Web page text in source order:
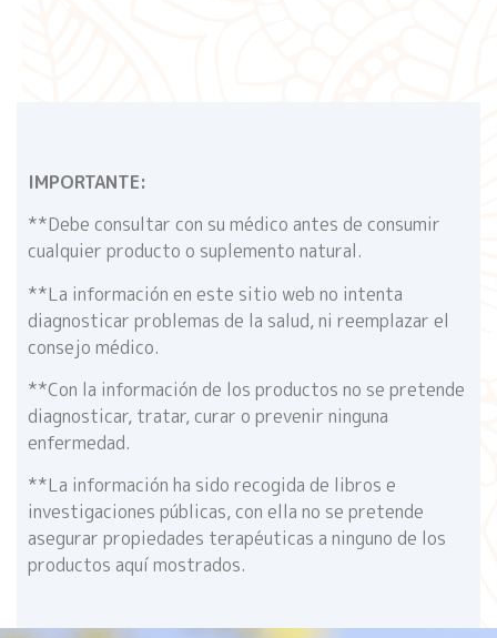
IMPORTANTE:
**Debe consultar con su médico antes de consumir
cualquier producto o suplemento natural.
**La información en este sitio web no intenta
diagnosticar problemas de la salud, ni reemplazar el
consejo médico.
**Con la información de los productos no se pretende
diagnosticar, tratar, curar o prevenir ninguna
enfermedad.
**La información ha sido recogida de libros e
investigaciones públicas, con ella no se pretende
asegurar propiedades terapéuticas a ninguno de los
productos aquí mostrados.